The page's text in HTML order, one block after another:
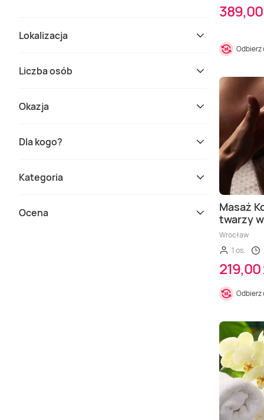
Lokalizacja
Liczba osób
Okazja
Dla kogo?
Kategoria
Ocena
389,00
Odbierz
Masaż
twarzy
Wrocław
1 os.
219,00
Odbierz